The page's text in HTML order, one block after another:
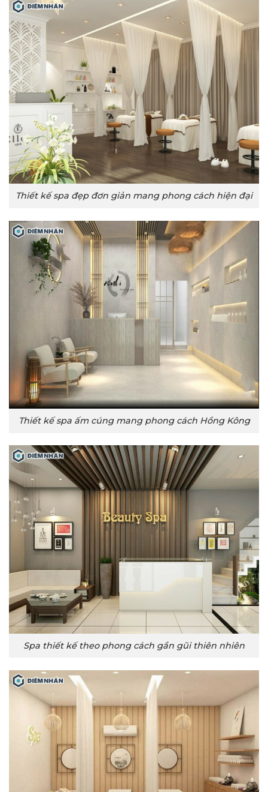
Thiết kế spa đẹp đơn giản mang phong cách hiện đại
Thiết kế spa ấm cúng mang phong cách Hồng Kông
Spa thiết kế theo phong cách gần gũi thiên nhiên